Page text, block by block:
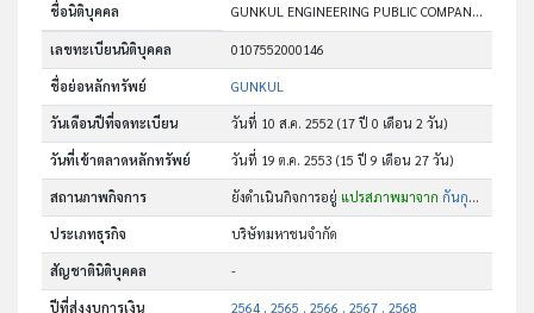
ชื่อนิติบุคคล GUNKUL ENGINEERING PUBLIC COMPANY LIMITED
เลขทะเบียนนิติบุคคล 0107552000146
ชื่อย่อหลักทรัพย์ GUNKUL
วันเดือนปีที่จดทะเบียน วันที่ 10 ส.ค. 2552(17 ปี 0 เดือน 2 วัน)
วันที่เข้าตลาดหลักทรัพย์ วันที่ 19 ต.ค. 2553(15 ปี 9 เดือน 27 วัน)
สถานภาพกิจการ ยังดำเนินกิจการอยู่ แปรสภาพมาจากกันกุลเอ็นจิเนียริ่ง จำกัด
ประเภทธุรกิจ บริษัทมหาชนจำกัด
สัญชาตินิติบุคคล -
ปีที่ส่งงบการเงิน 2564 , 2565 , 2566 , 2567 , 2568